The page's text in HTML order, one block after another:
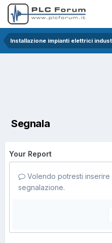
Installazione impianti elettrici
Segnala
Your Report
Volendo potresti inserire
segnalazione.